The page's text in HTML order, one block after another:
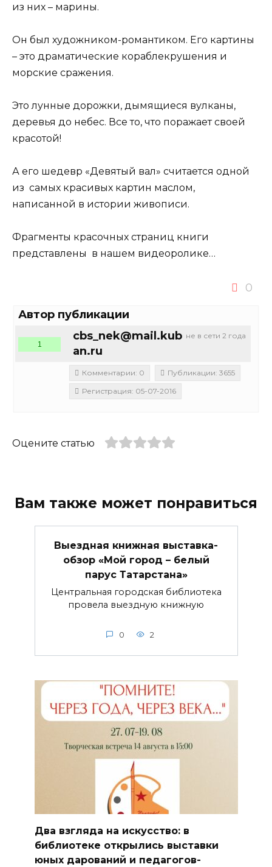
из них – марины.
Он был художником-романтиком. Его картины
– это драматические кораблекрушения и
морские сражения.
Это лунные дорожки, дымящиеся вулканы,
деревья до небес. Все то, что поражает своей
красотой!
А его шедевр «Девятый вал» считается одной
из самых красивых картин маслом,
написанной в истории живописи.
Фрагменты красочных страниц книги
представлены в нашем видеоролике…
0
Автор публикации
не в сети 2 года
cbs_nek@mail.kub
an.ru
1
Комментарии: 0
Публикации: 3655
Регистрация: 05-07-2016
Оцените статью
Вам также может понравиться
Выездная книжная выставка-
обзор «Мой город – белый
парус Татарстана»
Центральная городская библиотека
провела выездную книжную
0 2
Два взгляда на искусство: в
библиотеке открылись выставки
юных дарований и педагогов-